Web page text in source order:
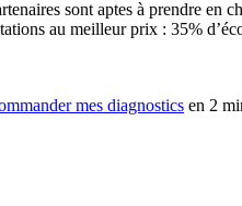
sont aptes à prendre en
au meilleur prix : 35%
mes diagnostics en 2